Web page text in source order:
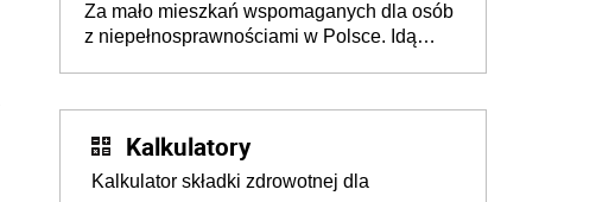
Za mało mieszkań wspomaganych dla osób
z niepełnosprawnościami w Polsce. Idą
Kalkulatory
Kalkulator składki zdrowotnej dla